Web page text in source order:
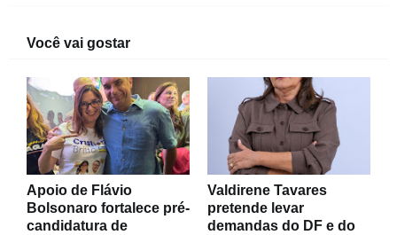
Você vai gostar
Apoio de Flávio
Bolsonaro fortalece pré-
candidatura de
Valdirene Tavares
pretende levar
demandas do DF e do